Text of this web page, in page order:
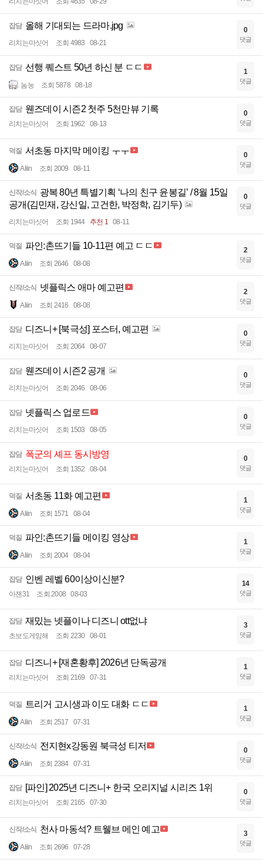
잡담 올해 기대되는 드라마.jpg
리치는마싯어 조회 4983 08-21
0
댓글
잡담 선행 퀘스트 50년 하신 분 ㄷㄷ
눔눙 조회 5878 08-18
1
댓글
잡담 웬즈데이 시즌2 첫주 5천만뷰 기록
리치는마싯어 조회 1962 08-13
0
댓글
덕질 서초동 마지막 메이킹 ㅜㅜ
Aliin 조회 2009 08-11
0
댓글
신작/소식
광복 80년 특별기획 ‘나의 친구 윤봉길’ / 8월 15일
공개(김민재, 강신일, 고건한, 박정학, 김기두)
리치는마싯어 조회 1944 추천 1 08-11
0
댓글
덕질 파인:촌뜨기들 10-11편 예고 ㄷㄷ
Aliin 조회 2646 08-08
2
댓글
신작/소식 넷플릭스 애마 예고편
Aliin 조회 2416 08-08
2
댓글
잡담 디즈니+ [북극성] 포스터, 예고편
리치는마싯어 조회 2064 08-07
0
댓글
잡담 웬즈데이 시즌2 공개
리치는마싯어 조회 2046 08-06
0
댓글
잡담 넷플릭스 업로드
리치는마싯어 조회 1503 08-05
0
댓글
잡담 폭군의 셰프 동시방영
리치는마싯어 조회 1352 08-04
0
댓글
덕질 서초동 11화 예고편
Aliin 조회 1571 08-04
1
댓글
덕질 파인:촌뜨기들 메이킹 영상
Aliin 조회 2004 08-04
1
댓글
잡담 인벤 레벨 60이상이신분?
아잰31 조회 2008 08-03
14
댓글
잡담 재밌는 넷플이나 디즈니 ott없냐
초보도게임해 조회 2230 08-01
3
댓글
잡담 디즈니+ [재혼황후] 2026년 단독공개
리치는마싯어 조회 2169 07-31
1
댓글
덕질 트리거 고시생과 이도 대화 ㄷㄷ
Aliin 조회 2517 07-31
1
댓글
신작/소식 전지현x강동원 북극성 티저
Aliin 조회 2384 07-31
0
댓글
잡담 [파인] 2025년 디즈니+ 한국 오리지널 시리즈 1위
리치는마싯어 조회 2165 07-30
0
댓글
신작/소식 천사 마동석? 트웰브 메인 예고
Aliin 조회 2696 07-28
3
댓글